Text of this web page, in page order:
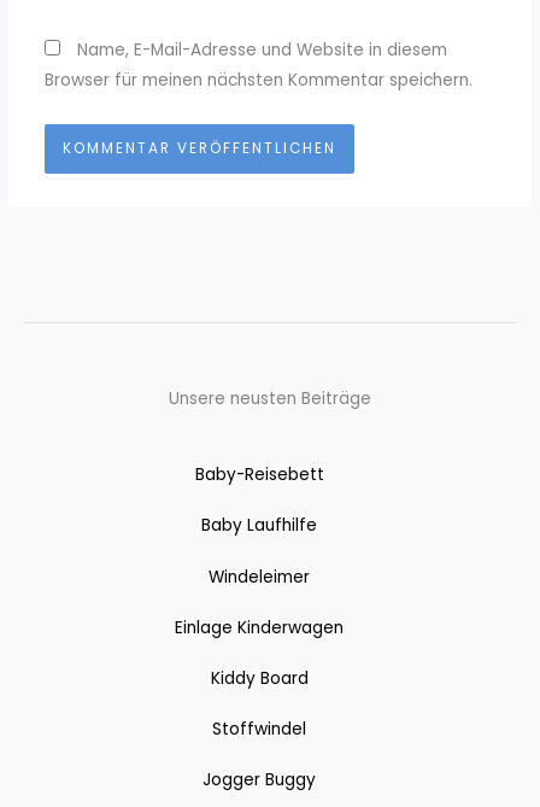
Name, E-Mail-Adresse und Website in diesem
Browser für meinen nächsten Kommentar speichern.
Unsere neusten Beiträge
Baby-Reisebett
Baby Laufhilfe
Windeleimer
Einlage Kinderwagen
Kiddy Board
Stoffwindel
Jogger Buggy